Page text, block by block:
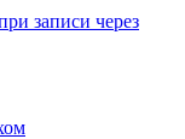
записи через